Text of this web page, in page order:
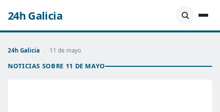
24h Galicia
24h Galicia › 11 de mayo
NOTICIAS SOBRE 11 DE MAYO